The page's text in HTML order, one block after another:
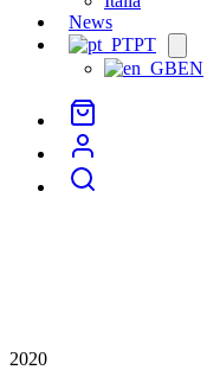
News
PT
menu
EN
2020